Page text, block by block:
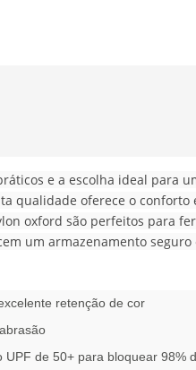
e a escolha ideal para
qualidade oferece o
oxford são perfeitos para
um armazenamento
retenção de cor
UPF de 50+ para bloquear 98%